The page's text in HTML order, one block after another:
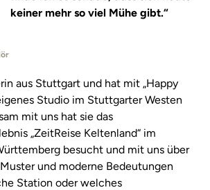
keiner mehr so viel Mühe gibt.“
aus Stuttgart und hat mit „Happy
Studio im Stuttgarter Westen
mit uns hat sie das
„ZeitReise Keltenland“ im
besucht und mit uns über
und moderne Bedeutungen
Station oder welches